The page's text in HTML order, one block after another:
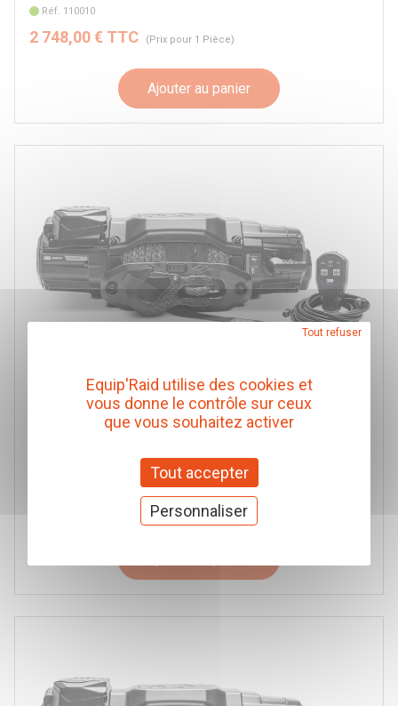
Réf. 110010
2 748,00 € TTC (Prix pour 1 Pièce)
Ajouter au panier
TREUIL ARB 4.5 TONNES 12V CORDE SYNTHETIQUE
28M AVEC COMMANDE FILAIRE ET SANS FIL
(Prix pour 1 Pièce)
Equip'Raid utilise des cookies et
vous donne le contrôle sur ceux
que vous souhaitez activer
Tout accepter
Tout refuser
Personnaliser